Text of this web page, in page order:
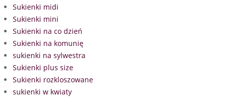
Sukienki midi
Sukienki mini
Sukienki na co dzień
Sukienki na komunię
sukienki na sylwestra
Sukienki plus size
Sukienki rozkloszowane
sukienki w kwiaty